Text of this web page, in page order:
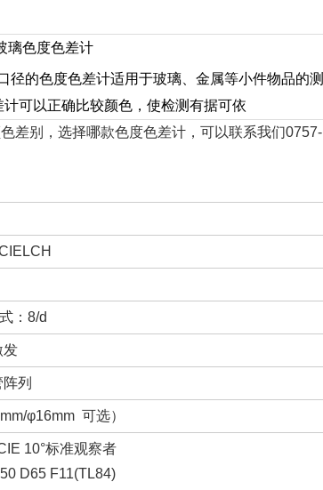
璃色度色差计
径的色度色差计适用于玻璃、金属等小件物品的测
可以正确比较颜色，使检测有据可依
差别，选择哪款色度色差计，可以联系我们0757-
：8/d
发
列
φ16mm 可选）
10°标准观察者
D65 F11(TL84)